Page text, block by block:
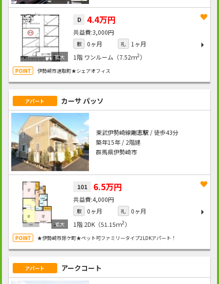
D 4.4万円
3,000円
敷 0ヶ月 礼
1ヶ月
1階 ワンルーム（7.52ｍ2）
伊勢崎市連取町★シェアオフィス
アパート カーサ パッソ
東武伊勢崎線剛志駅/ 徒歩43分
築年15年 / 2階建
群馬県伊勢崎市
101 6.5万円
4,000円
敷 0ヶ月 礼
0ヶ月
1階 2DK（51.15ｍ2）
★伊勢崎市除ケ町★ペット可ファミリータイプ2LDKアパート！
アパート アークコート